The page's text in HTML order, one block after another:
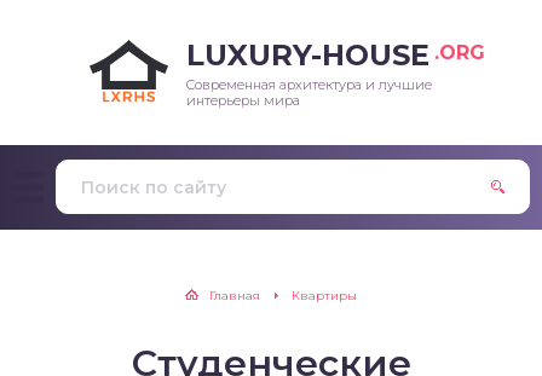
LUXURY-HOUSE .ORG
Современная архитектура и лучшие
интерьеры мира
Главная Квартиры
Студенческие